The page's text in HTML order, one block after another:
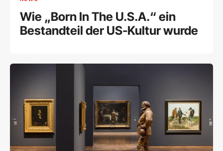
Wie „Born In The U.S.A.“ ein
Bestandteil der US-Kultur wurde